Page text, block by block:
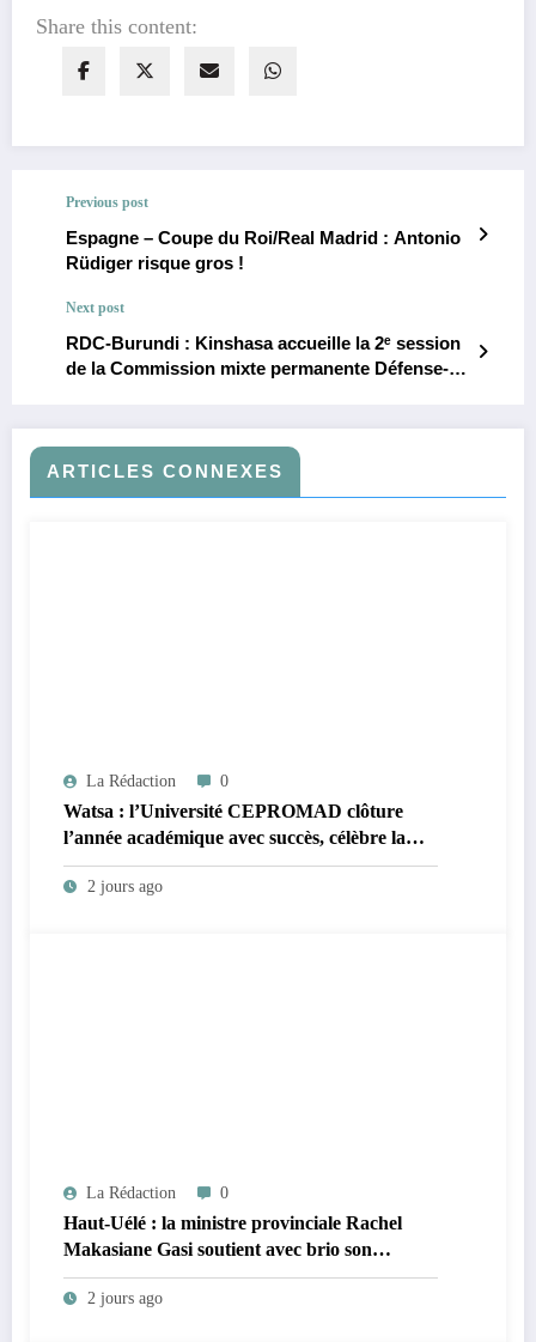
Share this content:
Previous post
Espagne – Coupe du Roi/Real Madrid : Antonio
Rüdiger risque gros !
Next post
RDC-Burundi : Kinshasa accueille la 2ᵉ session
de la Commission mixte permanente Défense-
ARTICLES CONNEXES
La Rédaction 0
Watsa : l’Université CEPROMAD clôture
l’année académique avec succès, célèbre la
collation des grades et remet des diplômes
homologués
2 jours ago
La Rédaction 0
Haut-Uélé : la ministre provinciale Rachel
Makasiane Gasi soutient avec brio son
mémoire sur la persistance du paludisme dans
la zone de santé urbano-rurale d’Isiro
2 jours ago